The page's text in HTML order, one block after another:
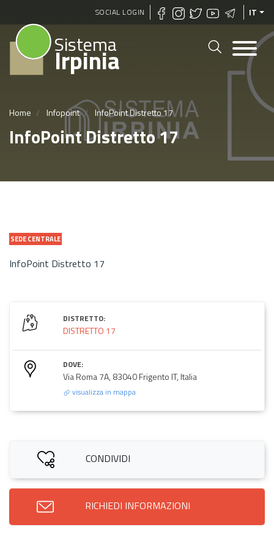
Salta
al
SOCIAL LOGIN IT
Sistema
Irpinia
Home Infopoint InfoPoint Distretto 17
InfoPoint Distretto 17
SEDE CENTRALE
InfoPoint Distretto 17
DISTRETTO:
DISTRETTO 17
DOVE:
Via Roma 7A, 83040 Frigento IT, Italia
visualizza in mappa
CONDIVIDI
RICHIEDI INFORMAZIONI